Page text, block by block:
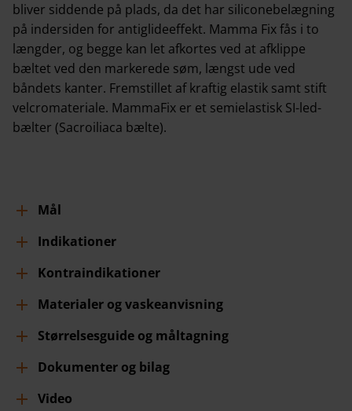
bliver siddende på plads, da det har siliconebelægning
på indersiden for antiglideeffekt. Mamma Fix fås i to
længder, og begge kan let afkortes ved at afklippe
bæltet ved den markerede søm, længst ude ved
båndets kanter. Fremstillet af kraftig elastik samt stift
velcromateriale. MammaFix er et semielastisk SI-led-
bælter (Sacroiliaca bælte).
Mål
Indikationer
Kontraindikationer
Materialer og vaskeanvisning
Størrelsesguide og måltagning
Dokumenter og bilag
Video